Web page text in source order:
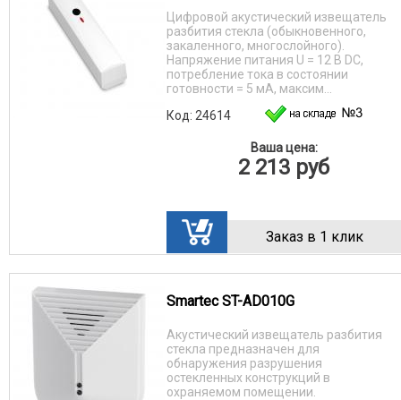
Цифровой акустический извещатель
разбития стекла (обыкновенного,
закаленного, многослойного).
Напряжение питания U = 12 B DC,
потребление тока в состоянии
готовности = 5 мA, максим...
Код: 24614
Ваша цена:
2 213 руб
Заказ в 1 клик
Smartec ST-AD010G
Акустический извещатель разбития
стекла предназначен для
обнаружения разрушения
остекленных конструкций в
охраняемом помещении.